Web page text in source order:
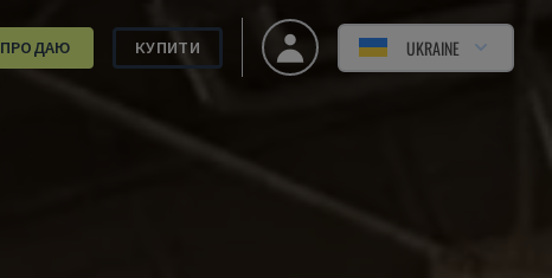
ПРОДАЮ КУПИТИ UKRAINE